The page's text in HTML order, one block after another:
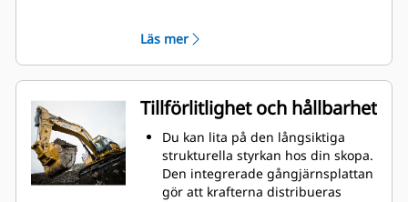
frigång säkerställer att skopbotten
inte släpar, vilket minskar
underhållskostnaderna.
Bränsleförbrukningstoppar under
grävning. Cat-skoporna är
utformade för att skära genom
material snabbt för att förbättra
maskinens totala effektivitet.
Lasta mer material på kortare tid.
Läs mer
Tillförlitlighet och hållbarhet
Du kan lita på den långsiktiga
strukturella styrkan hos din skopa.
Den integrerade gångjärnsplattan
gör att krafterna distribueras